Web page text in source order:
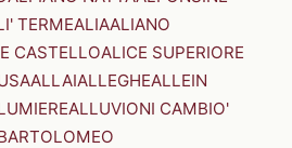
TERMEALIAALIANO
CASTELLOALICE SUPERIORE
ALLAIALLEGHEALLEIN
ALLUVIONI CAMBIO'